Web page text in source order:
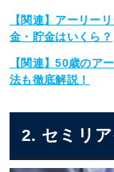
【関連】アーリー
金・貯金はいくら？
【関連】50歳のア
法も徹底解説！
2. セミリ